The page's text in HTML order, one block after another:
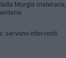
Murgia materana,
servono interventi